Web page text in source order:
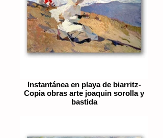
Instantánea en playa de biarritz-
Copia obras arte joaquin sorolla y
bastida